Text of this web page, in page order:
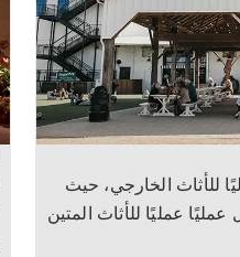
للأثاث الخارجي، حيث
عمليًا للأثاث المتين